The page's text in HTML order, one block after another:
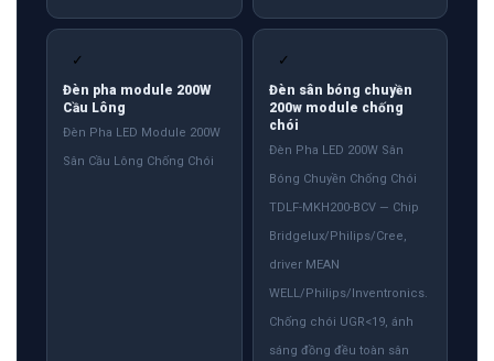
✓
Đèn pha module 200W
Cầu Lông
Đèn Pha LED Module 200W
Sân Cầu Lông Chống Chói
✓
Đèn sân bóng chuyền
200w module chống
chói
Đèn Pha LED 200W Sân
Bóng Chuyền Chống Chói
TDLF-MKH200-BCV — Chip
Bridgelux/Philips/Cree,
driver MEAN
WELL/Philips/Inventronics.
Chống chói UGR<19, ánh
sáng đồng đều toàn sân